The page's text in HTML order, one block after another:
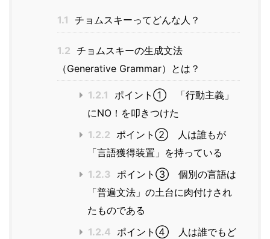
1.1 チョムスキーってどんな人？
1.2 チョムスキーの生成文法
（Generative Grammar）とは？
1.2.1 ポイント① 「行動主義」
にNO！を叩きつけた
1.2.2 ポイント② 人は誰もが
「言語獲得装置」を持っている
1.2.3 ポイント③ 個別の言語は
「普遍文法」の土台に肉付けされ
たものである
1.2.4 ポイント④ 人は誰でもど